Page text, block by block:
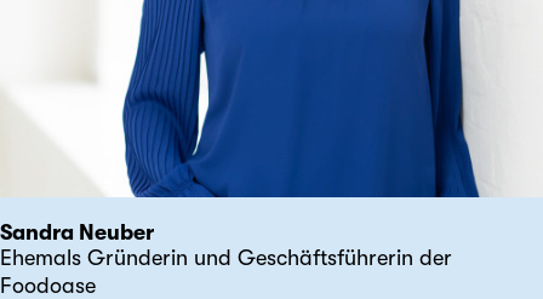
Sandra Neuber
Ehemals Gründerin und Geschäftsführerin der
Foodoase